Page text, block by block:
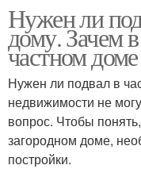
Нужен ли
дому. Зачем
частном
Нужен ли подвал в
недвижимости не
вопрос. Чтобы
загородном доме,
постройки.